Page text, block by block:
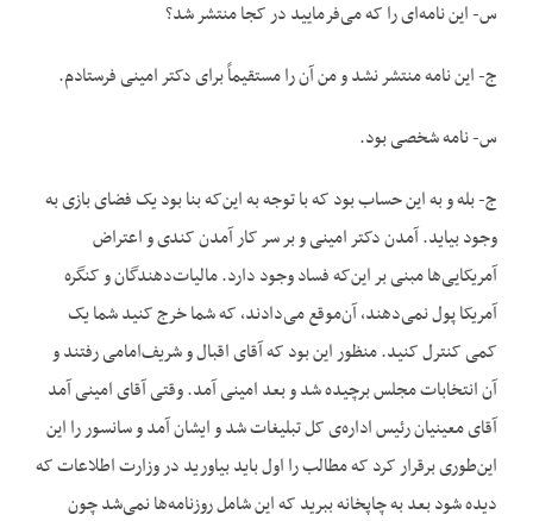
س- این نامه‌ای را که می‌فرمایید در کجا منتشر شد؟
ج- این نامه منتشر نشد و من آن را مستقیماً برای دکتر امینی فرستادم.
س- نامه شخصی بود.
ج- بله و به این حساب بود که با توجه به این‌که بنا بود یک فضای بازی به
وجود بیاید. آمدن دکتر امینی و بر سر کار آمدن کندی و اعتراض
آمریکایی‌ها مبنی بر این‌که فساد وجود دارد. مالیات‌دهندگان و کنگره
آمریکا پول نمی‌دهند، آن‌موقع می‌دادند، که شما خرج کنید شما یک
کمی کنترل کنید. منظور این بود که آقای اقبال و شریف‌امامی رفتند و
آن انتخابات مجلس برچیده شد و بعد امینی آمد. وقتی آقای امینی آمد
آقای معینیان رئیس اداره‌ی کل تبلیغات شد و ایشان آمد و سانسور را این
این‌طوری برقرار کرد که مطالب را اول باید بیاورید در وزارت اطلاعات که
دیده شود بعد به چاپخانه ببرید که این شامل روزنامه‌ها نمی‌شد چون